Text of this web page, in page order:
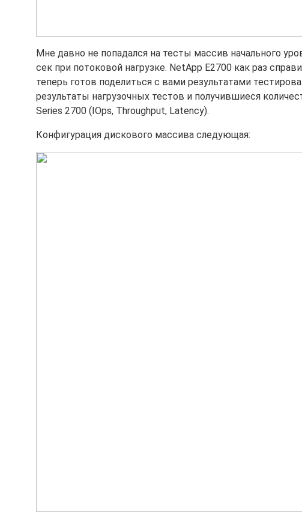
Мне давно не попадался на тесты массив начального
сек при потоковой нагрузке. NetApp E2700 как раз
теперь готов поделиться с вами результатами
результаты нагрузочных тестов и получившиеся
Series 2700 (IOps, Throughput, Latency).
Конфигурация дискового массива следующая: